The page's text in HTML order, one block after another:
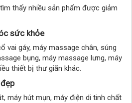
thấy nhiều sản phẩm được giảm
sức khỏe
vai gáy, máy massage chân, súng
bụng, máy massage lưng, máy
thiết bị thư giãn khác.
máy hút mụn, máy điện di tinh chất